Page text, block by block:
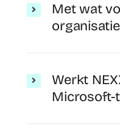
Met wat
Werkt
Microsoft-